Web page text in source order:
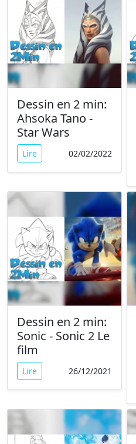
Dessin en 2 min:
Ahsoka Tano -
Star Wars
Lire 02/02/2022
Dessin en 2 min:
Sonic - Sonic 2 Le
film
Lire 26/12/2021